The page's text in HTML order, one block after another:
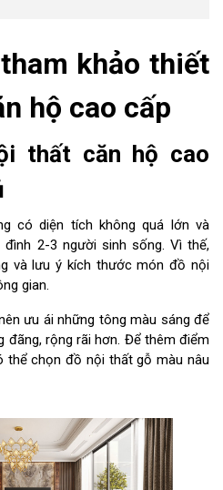
khảo thiết
hộ cao cấp
thất căn hộ cao
có diện tích không quá lớn và
2-3 người sinh sống. Vì thế,
và lưu ý kích thước món đồ nội
gian.
ưu ái những tông màu sáng để
đãng, rộng rãi hơn. Để thêm điểm
thể chọn đồ nội thất gỗ màu nâu